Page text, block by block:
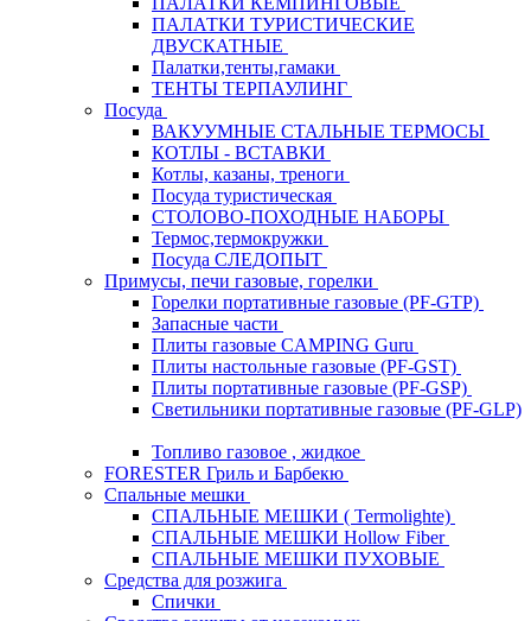
ПАЛАТКИ ТУРИСТИЧЕСКИЕ
ДВУСКАТНЫЕ
Палатки,тенты,гамаки
ТЕНТЫ ТЕРПАУЛИНГ
Посуда
ВАКУУМНЫЕ СТАЛЬНЫЕ ТЕРМОСЫ
КОТЛЫ - ВСТАВКИ
Котлы, казаны, треноги
Посуда туристическая
СТОЛОВО-ПОХОДНЫЕ НАБОРЫ
Термос,термокружки
Посуда СЛЕДОПЫТ
Примусы, печи газовые, горелки
Горелки портативные газовые (PF-GTP)
Запасные части
Плиты газовые CAMPING Guru
Плиты настольные газовые (PF-GST)
Плиты портативные газовые (PF-GSP)
Светильники портативные газовые (PF-GLP)
Топливо газовое , жидкое
FORESTER Гриль и Барбекю
Спальные мешки
СПАЛЬНЫЕ МЕШКИ ( Termolighte)
СПАЛЬНЫЕ МЕШКИ Hollow Fiber
СПАЛЬНЫЕ МЕШКИ ПУХОВЫЕ
Средства для розжига
Спички